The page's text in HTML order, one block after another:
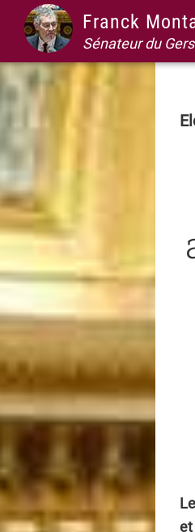
Passer
la
navigation
principale
Passer
contenu
principal
Passer
la
barre
latérale
principale
Passer
pied
de
page
Franck
Sénateur du Gers
et